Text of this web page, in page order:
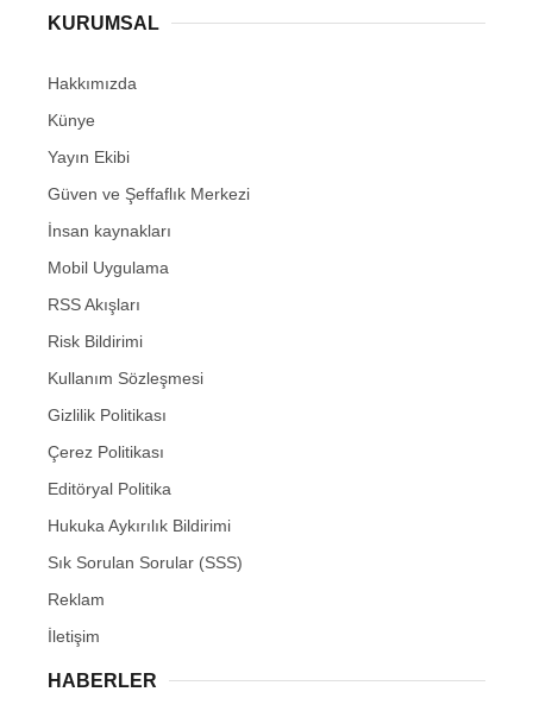
KURUMSAL
Hakkımızda
Künye
Yayın Ekibi
Güven ve Şeffaflık Merkezi
İnsan kaynakları
Mobil Uygulama
RSS Akışları
Risk Bildirimi
Kullanım Sözleşmesi
Gizlilik Politikası
Çerez Politikası
Editöryal Politika
Hukuka Aykırılık Bildirimi
Sık Sorulan Sorular (SSS)
Reklam
İletişim
HABERLER